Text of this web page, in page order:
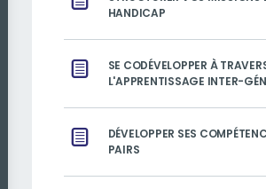
HANDICAP
SE CODÉVELOPPER À
L'APPRENTISSAGE INTER-
DÉVELOPPER SES
PAIRS